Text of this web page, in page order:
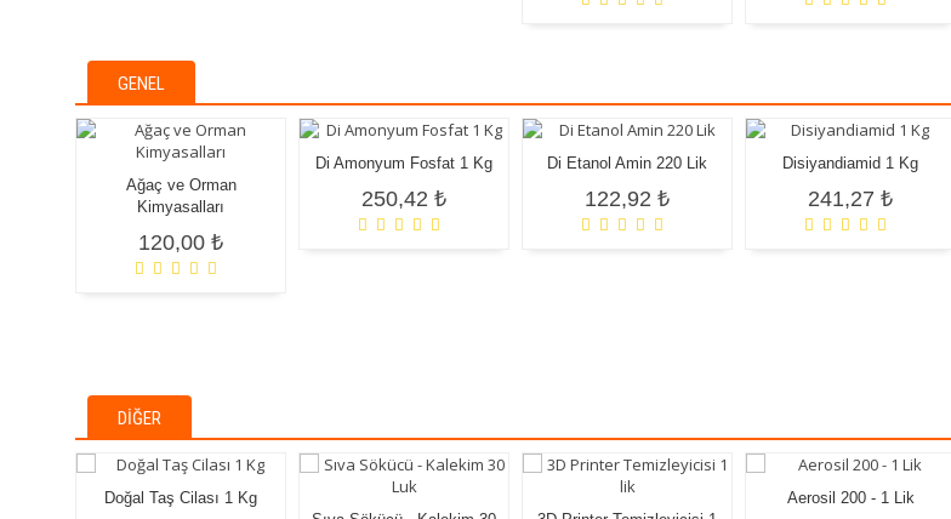
GENEL
Ağaç ve Orman
Kimyasalları
120,00 ₺
Di Amonyum Fosfat 1 Kg
250,42 ₺
Di Etanol Amin 220 Lik
122,92 ₺
Disiyandiamid 1 Kg
241,27 ₺
DIĞER
Doğal Taş Cilası 1 Kg Aerosil 200 - 1 Lik